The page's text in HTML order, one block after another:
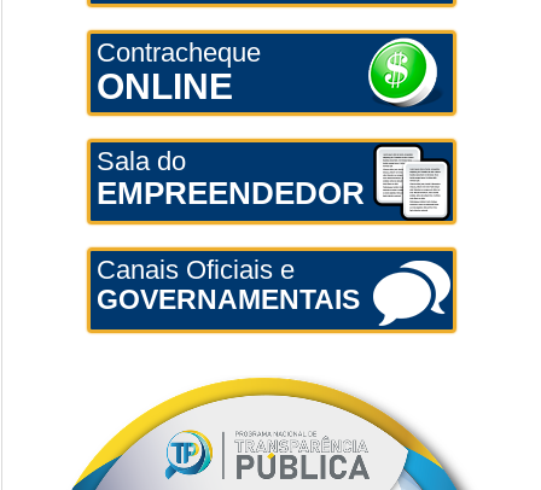
Contracheque
ONLINE
Sala do
EMPREENDEDOR
Canais Oficiais e
GOVERNAMENTAIS